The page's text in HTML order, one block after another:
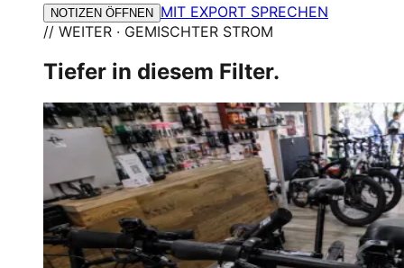
NOTIZEN ÖFFNEN
MIT EXPORT SPRECHEN
// WEITER · GEMISCHTER STROM
Tiefer in diesem Filter.